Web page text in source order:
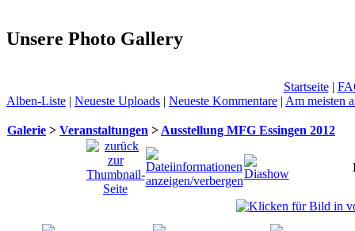
Unsere Photo Gallery
Startseite|
Alben-Liste | Neueste Uploads | Neueste Kommentare | Am meisten
Galerie > Veranstaltungen > Ausstellung MFG Essingen 2012